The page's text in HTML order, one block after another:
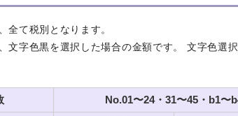
全て税別となります。
文字色黒を選択した場合の金額です。 文字色選
No.01〜24・31〜45・b1〜